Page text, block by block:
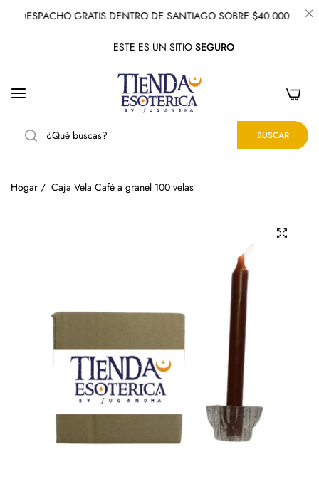
DESPACHO GRATIS DENTRO DE SANTIAGO SOBRE $40.000
ESTE ES UN SITIO SEGURO
BUSCAR
Hogar / Caja Vela Café a granel 100 velas